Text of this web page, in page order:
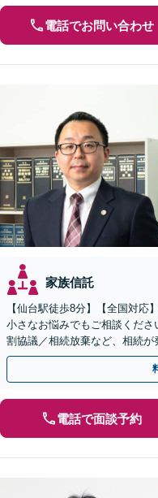
電話でお問い合わせ
家族信託
【仙台駅徒歩8分】【全国対応
小さなお悩みでもご相談くだ
割協議／相続放棄など、相続
ています。【オンライン相談
電話で面談予約